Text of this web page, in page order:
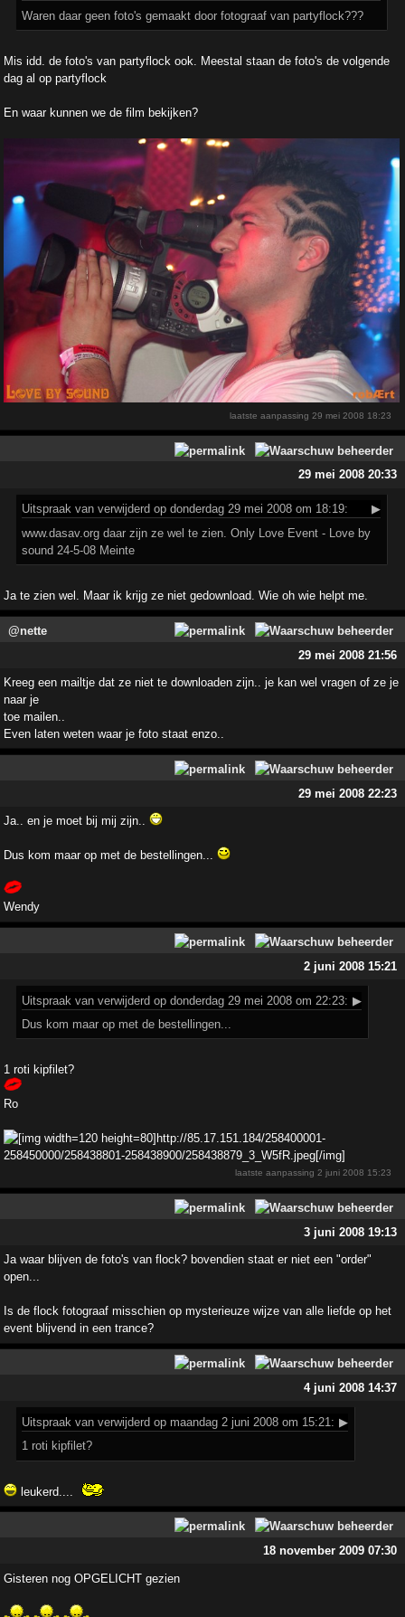
Waren daar geen foto's gemaakt door fotograaf van partyflock???
Mis idd. de foto's van partyflock ook. Meestal staan de foto's de volgende
dag al op partyflock
En waar kunnen we de film bekijken?
laatste aanpassing29 mei 2008 18:23
29 mei 2008 20:33
Uitspraak van verwijderd op donderdag 29 mei 2008 om 18:19:
▶
www.dasav.org daar zijn ze wel te zien. Only Love Event - Love by
sound 24-5-08 Meinte
Ja te zien wel. Maar ik krijg ze niet gedownload. Wie oh wie helpt me.
@nette
29 mei 2008 21:56
Kreeg een mailtje dat ze niet te downloaden zijn.. je kan wel vragen of ze je
naar je
toe mailen..
Even laten weten waar je foto staat enzo..
29 mei 2008 22:23
Ja.. en je moet bij mij zijn..
Dus kom maar op met de bestellingen...
Wendy
2 juni 2008 15:21
Uitspraak van verwijderd op donderdag 29 mei 2008 om 22:23: ▶
Dus kom maar op met de bestellingen...
1 roti kipfilet?
Ro
laatste aanpassing2 juni 2008 15:23
3 juni 2008 19:13
Ja waar blijven de foto's van flock? bovendien staat er niet een "order"
open...
Is de flock fotograaf misschien op mysterieuze wijze van alle liefde op het
event blijvend in een trance?
4 juni 2008 14:37
Uitspraak van verwijderd op maandag 2 juni 2008 om 15:21: ▶
1 roti kipfilet?
leukerd....
18 november 2009 07:30
Gisteren nog OPGELICHT gezien